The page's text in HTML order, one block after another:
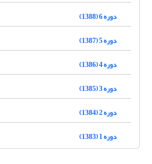
دوره 6 (1388)
دوره 5 (1387)
دوره 4 (1386)
دوره 3 (1385)
دوره 2 (1384)
دوره 1 (1383)